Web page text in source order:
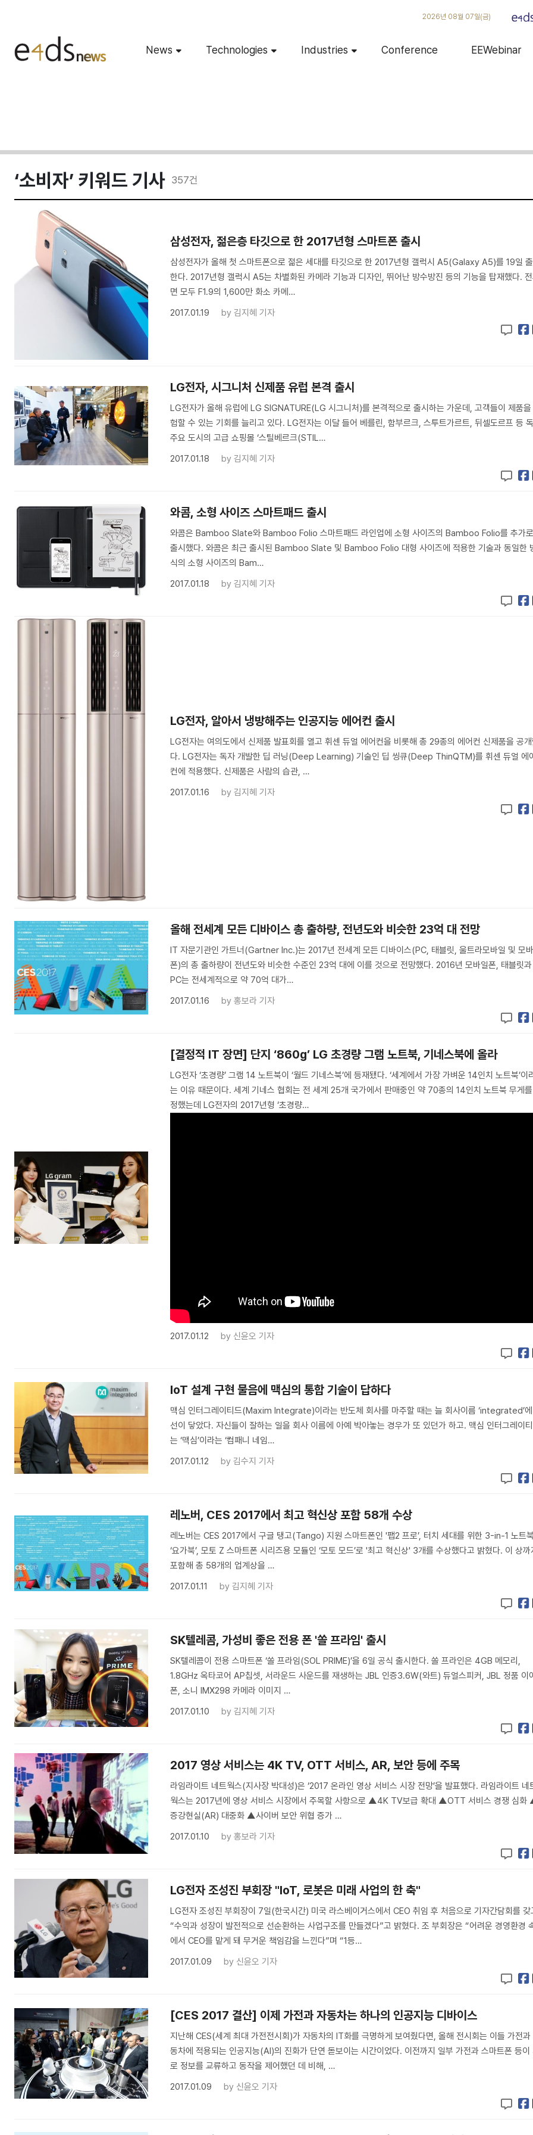
2026년 08월 07일(금)
News Technologies Industries Conference EEWebinar
‘소비자’ 키워드 기사 357건
삼성전자, 젊은층 타깃으로 한 2017년형 스마트폰 출시
삼성전자가 올해 첫 스마트폰으로 젊은 세대를 타깃으로 한 2017년형 갤럭시 A5(Galaxy A5)를 19일
한다. 2017년형 갤럭시 A5는 차별화된 카메라 기능과 디자인, 뛰어난 방수방진 등의 기능을 탑재했다.
면 모두 F1.9의 1,600만 화소 카메…
2017.01.19
by김지혜 기자
LG전자, 시그니처 신제품 유럽 본격 출시
LG전자가 올해 유럽에 LG SIGNATURE(LG 시그니처)를 본격적으로 출시하는 가운데, 고객들이 제품
험할 수 있는 기회를 늘리고 있다. LG전자는 이달 들어 베를린, 함부르크, 스투트가르트, 뒤셀도르프 등
주요 도시의 고급 쇼핑몰 ‘스틸베르크(STIL…
2017.01.18
by김지혜 기자
와콤, 소형 사이즈 스마트패드 출시
와콤은 Bamboo Slate와 Bamboo Folio 스마트패드 라인업에 소형 사이즈의 Bamboo Folio를 추가
출시했다. 와콤은 최근 출시된 Bamboo Slate 및 Bamboo Folio 대형 사이즈에 적용한 기술과 동일한
식의 소형 사이즈의 Bam…
2017.01.18
by김지혜 기자
LG전자, 알아서 냉방해주는 인공지능 에어컨 출시
LG전자는 여의도에서 신제품 발표회를 열고 휘센 듀얼 에어컨을 비롯해 총 29종의 에어컨 신제품을 공
다. LG전자는 독자 개발한 딥 러닝(Deep Learning) 기술인 딥 씽큐(Deep ThinQTM)를 휘센 듀얼 에
컨에 적용했다. 신제품은 사람의 습관, …
2017.01.16
by김지혜 기자
올해 전세계 모든 디바이스 총 출하량, 전년도와 비슷한 23억 대 전망
IT 자문기관인 가트너(Gartner Inc.)는 2017년 전세계 모든 디바이스(PC, 태블릿, 울트라모바일 및 모
폰)의 총 출하량이 전년도와 비슷한 수준인 23억 대에 이를 것으로 전망했다. 2016년 모바일폰, 태블릿과
PC는 전세계적으로 약 70억 대가…
2017.01.16
by홍보라 기자
[결정적 IT 장면] 단지 ‘860g’ LG 초경량 그램 노트북, 기네스북에 올라
LG전자 ‘초경량’ 그램 14 노트북이 ‘월드 기네스북’에 등재됐다. ‘세계에서 가장 가벼운 14인치 노트북’이
는 이유 때문이다. 세계 기네스 협회는 전 세계 25개 국가에서 판매중인 약 70종의 14인치 노트북 무게
정했는데 LG전자의 2017년형 ‘초경량…
2017.01.12 by 신윤오 기자
IoT 설계 구현 물음에 맥심의 통합 기술이 답하다
맥심 인터그레이티드(Maxim Integrate)이라는 반도체 회사를 마주할 때는 늘 회사이름 ‘integrated’
선이 닿았다. 자신들이 잘하는 일을 회사 이름에 아예 박아놓는 경우가 또 있던가 하고. 맥심 인터그레이
는 ‘맥심’이라는 ‘컴패니 네임…
2017.01.12
by김수지 기자
레노버, CES 2017에서 최고 혁신상 포함 58개 수상
레노버는 CES 2017에서 구글 탱고(Tango) 지원 스마트폰인 '팹2 프로’, 터치 세대를 위한 3-in-1 노트
‘요가북’, 모토 Z 스마트폰 시리즈용 모듈인 ‘모토 모드’로 '최고 혁신상' 3개를 수상했다고 밝혔다. 이 상까
포함해 총 58개의 업계상을 …
2017.01.11
by김지혜 기자
SK텔레콤, 가성비 좋은 전용 폰 '쏠 프라임' 출시
SK텔레콤이 전용 스마트폰 ‘쏠 프라임(SOL PRIME)’을 6일 공식 출시한다. 쏠 프라인은 4GB 메모리,
1.8GHz 옥타코어 AP칩셋, 서라운드 사운드를 재생하는 JBL 인증3.6W(와트) 듀얼스피커, JBL 정품 이
폰, 소니 IMX298 카메라 이미지 …
2017.01.10
by김지혜 기자
2017 영상 서비스는 4K TV, OTT 서비스, AR, 보안 등에 주목
라임라이트 네트웍스(지사장 박대성)은 ‘2017 온라인 영상 서비스 시장 전망’을 발표했다. 라임라이트 네
웍스는 2017년에 영상 서비스 시장에서 주목할 사항으로 ▲4K TV보급 확대 ▲OTT 서비스 경쟁 심
증강현실(AR) 대중화 ▲사이버 보안 위협 증가 …
2017.01.10
by홍보라 기자
LG전자 조성진 부회장 "IoT, 로봇은 미래 사업의 한 축"
LG전자 조성진 부회장이 7일(한국시간) 미국 라스베이거스에서 CEO 취임 후 처음으로 기자간담회를 갖
“수익과 성장이 발전적으로 선순환하는 사업구조를 만들겠다”고 밝혔다. 조 부회장은 “어려운 경영환경
에서 CEO를 맡게 돼 무거운 책임감을 느낀다”며 “1등…
2017.01.09
by 신윤오 기자
[CES 2017 결산] 이제 가전과 자동차는 하나의 인공지능 디바이스
지난해 CES(세계 최대 가전전시회)가 자동차의 IT화를 극명하게 보여줬다면, 올해 전시회는 이들 가전과
동차에 적용되는 인공지능(AI)의 진화가 단연 돋보이는 시간이었다. 이전까지 일부 가전과 스마트폰 등이
로 정보를 교류하고 동작을 제어했던 데 비해, …
2017.01.09
by 신윤오 기자